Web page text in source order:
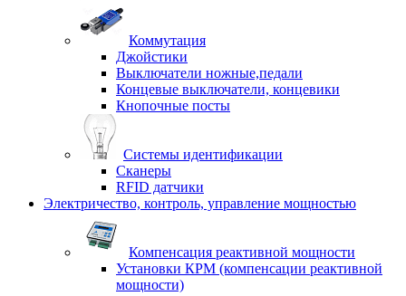
Коммутация
Джойстики
Выключатели ножные,педали
Концевые выключатели, концевики
Кнопочные посты
Системы идентификации
Сканеры
RFID датчики
Электричество, контроль, управление мощностью
Компенсация реактивной мощности
Установки КРМ (компенсации реактивной
мощности)